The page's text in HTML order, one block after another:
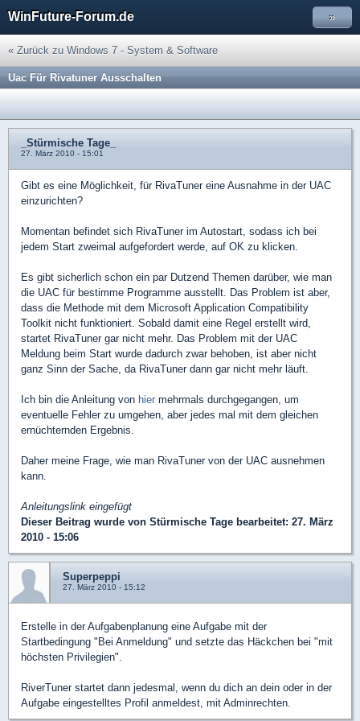
WinFuture-Forum.de »
« Zurück zu Windows 7 - System & Software
Uac Für Rivatuner Ausschalten
_Stürmische Tage_
27. März 2010 - 15:01
Gibt es eine Möglichkeit, für RivaTuner eine Ausnahme in der UAC
einzurichten?
Momentan befindet sich RivaTuner im Autostart, sodass ich bei
jedem Start zweimal aufgefordert werde, auf OK zu klicken.
Es gibt sicherlich schon ein par Dutzend Themen darüber, wie man
die UAC für bestimme Programme ausstellt. Das Problem ist aber,
dass die Methode mit dem Microsoft Application Compatibility
Toolkit nicht funktioniert. Sobald damit eine Regel erstellt wird,
startet RivaTuner gar nicht mehr. Das Problem mit der UAC
Meldung beim Start wurde dadurch zwar behoben, ist aber nicht
ganz Sinn der Sache, da RivaTuner dann gar nicht mehr läuft.
Ich bin die Anleitung von hier mehrmals durchgegangen, um
eventuelle Fehler zu umgehen, aber jedes mal mit dem gleichen
ernüchternden Ergebnis.
Daher meine Frage, wie man RivaTuner von der UAC ausnehmen
kann.
Anleitungslink eingefügt
Dieser Beitrag wurde von Stürmische Tage bearbeitet: 27. März
2010 - 15:06
Superpeppi
27. März 2010 - 15:12
Erstelle in der Aufgabenplanung eine Aufgabe mit der
Startbedingung "Bei Anmeldung" und setzte das Häckchen bei "mit
höchsten Privilegien".
RiverTuner startet dann jedesmal, wenn du dich an dein oder in der
Aufgabe eingestelltes Profil anmeldest, mit Adminrechten.